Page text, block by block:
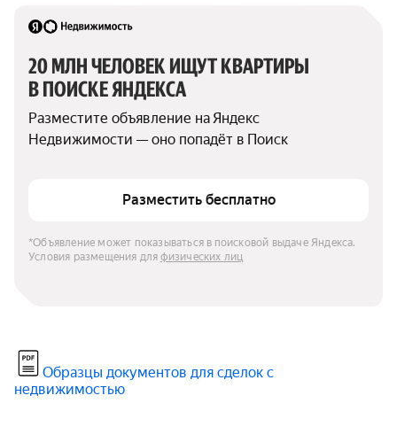
20 МЛН ЧЕЛОВЕК ИЩУТ КВАРТИРЫ
В ПОИСКЕ ЯНДЕКСА
Разместите объявление на Яндекс
Недвижимости — оно попадёт в Поиск
Разместить бесплатно
*Объявление может показываться в поисковой выдаче Яндекса.
Условия размещения для физических лиц
Образцы документов для сделок с
недвижимостью